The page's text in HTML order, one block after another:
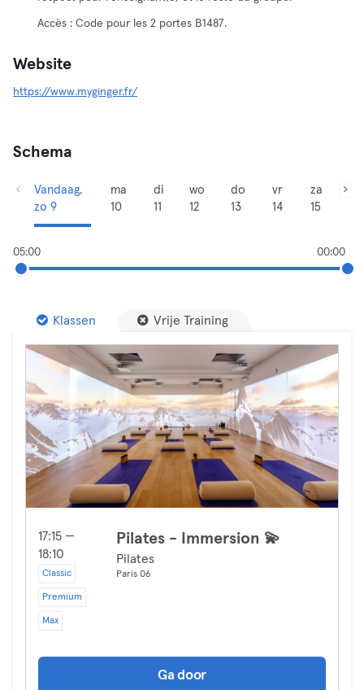
Accès : Code pour les 2 portes B1487.
Website
https://www.myginger.fr/
Schema
Vandaag,
zo 9
ma
10
di
11
wo
12
do
13
vr
14
za
15
05:00 00:00
Klassen Vrije Training
17:15 —
18:10
Classic
Premium
Max
Pilates - Immersion 💫
Pilates
Paris 06
Ga door